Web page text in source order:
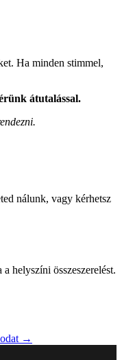
Ha minden stimmel,
átutalással.
nálunk, vagy kérhetsz
helyszíni összeszerelést.
→